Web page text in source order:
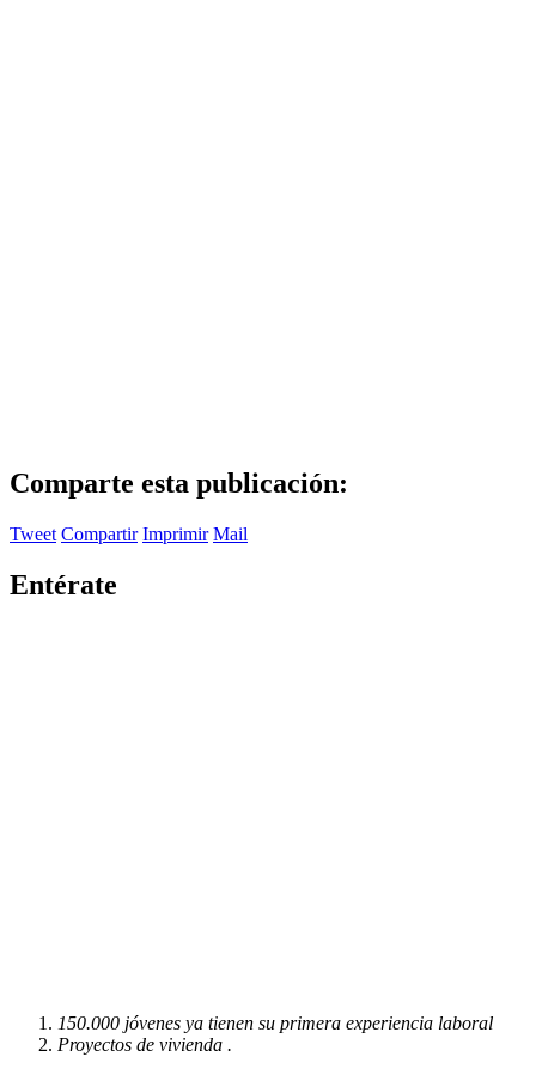
Comparte esta publicación:
Tweet Compartir Imprimir Mail
Entérate
150.000 jóvenes ya tienen su primera experiencia laboral
Proyectos de vivienda .